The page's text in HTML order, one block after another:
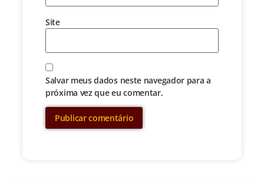
Site
Salvar meus dados neste navegador para a
próxima vez que eu comentar.